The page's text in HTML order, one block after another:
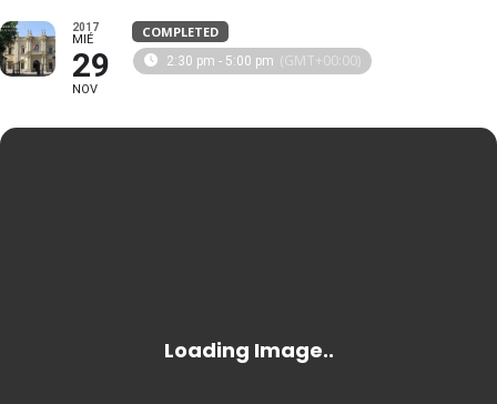
2017
MIÉ
29
NOV
COMPLETED
2:30 pm - 5:00 pm (GMT+00:00)